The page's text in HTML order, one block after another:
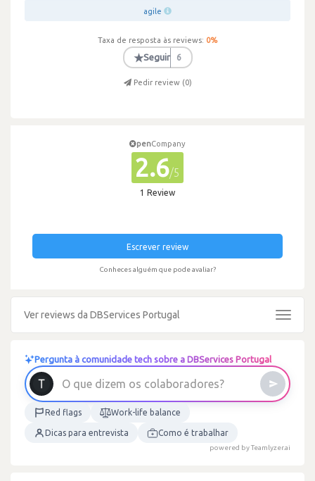
agile
Taxa de resposta às reviews: 0%
★Seguir 6
Pedir review (0)
penCompany
2.6/5
1 Review
Escrever review
Conheces alguém que pode avaliar?
Ver reviews da DBServices Portugal
Toggle
Pergunta à comunidade tech sobre a DBServices Portugal
O que d izem os colaborad ores?
Red flags Work-life balance
Dicas para entrevista Como é trabalhar
powered by Teamlyzer.ai